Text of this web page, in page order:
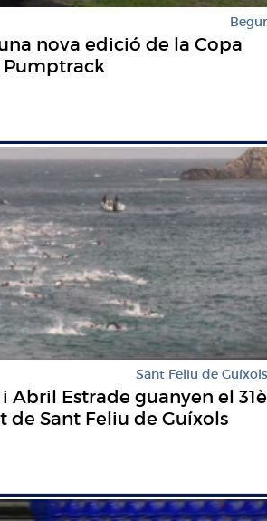
Begur
nova edició de la Copa
Pumptrack
Sant Feliu de Guíxols
Abril Estrade guanyen el 31è
de Sant Feliu de Guíxols